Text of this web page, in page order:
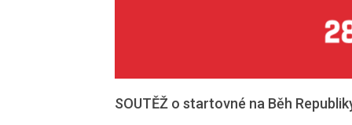
SOUTĚŽ o startovné na Běh